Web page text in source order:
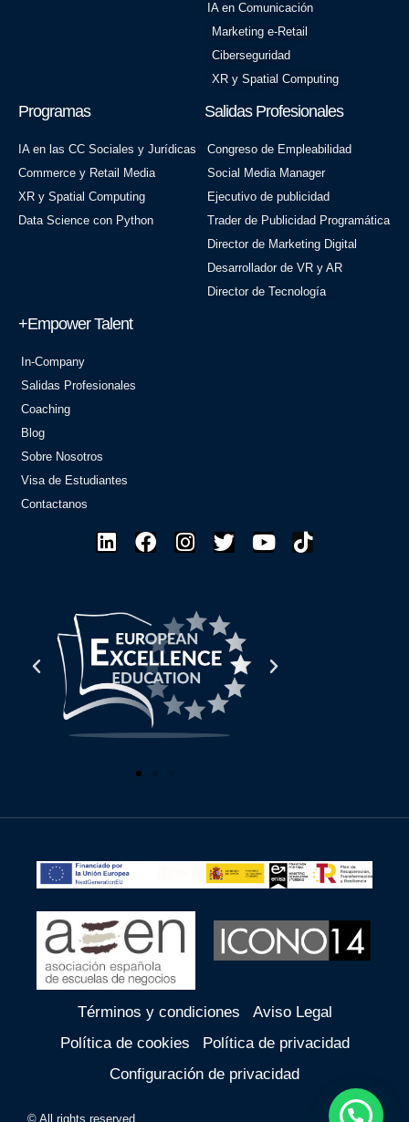
IA en Comunicación
Marketing e-Retail
Ciberseguridad
XR y Spatial Computing
Programas
IA en las CC Sociales y Jurídicas
Commerce y Retail Media
XR y Spatial Computing
Data Science con Python
Salidas Profesionales
Congreso de Empleabilidad
Social Media Manager
Ejecutivo de publicidad
Trader de Publicidad Programática
Director de Marketing Digital
Desarrollador de VR y AR
Director de Tecnología
+Empower Talent
In-Company
Salidas Profesionales
Coaching
Blog
Sobre Nosotros
Visa de Estudiantes
Contactanos
Términos y condiciones
Aviso Legal
Política de cookies
Política de privacidad
Configuración de privacidad
© All rights reserved.